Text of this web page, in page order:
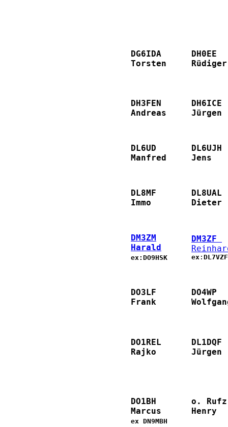
DG6IDA
Torsten
DH0EE
DH3FEN
Andreas
DH6ICE
Jürgen
DL6UD
Manfred
DL6UJH
Jens
DL8MF
Immo
DL8UAL
Dieter
DM3ZM
Harald
ex: DO9HSK
DM3ZF
ex : DL7VZF
DO3LF
Frank
DO4WP
DO1REL
Rajko
DL1DQF
Jürgen
DO1BH
Marcus
ex DN9MBH
o.
Henry